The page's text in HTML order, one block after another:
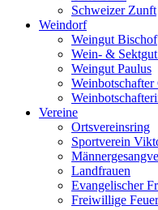
Schweizer Zunft
Weindorf
Weingut Bischof
Wein- &
Weingut Paulus
Vereine
Ortsvereinsring
Sportverein
Landfrauen
Evangelischer
Freiwillige